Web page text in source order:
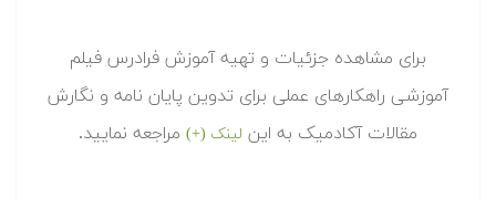
برای مشاهده جزئیات و تهیه آموزش فرادرس فیلم
آموزشی راهکارهای عملی برای تدوین پایان نامه و نگارش
مقالات آکادمیک به این لینک (+) مراجعه نمایید.